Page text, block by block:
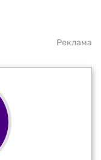
Реклама